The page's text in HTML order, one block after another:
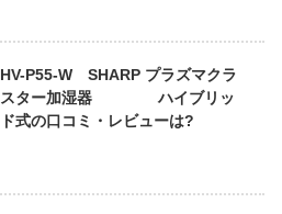
HV-P55-W SHARP プラズマクラ
スター加湿器 ハイブリッ
ド式の口コミ・レビューは?